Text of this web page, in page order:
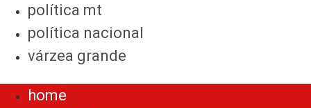
política mt
política nacional
várzea grande
home